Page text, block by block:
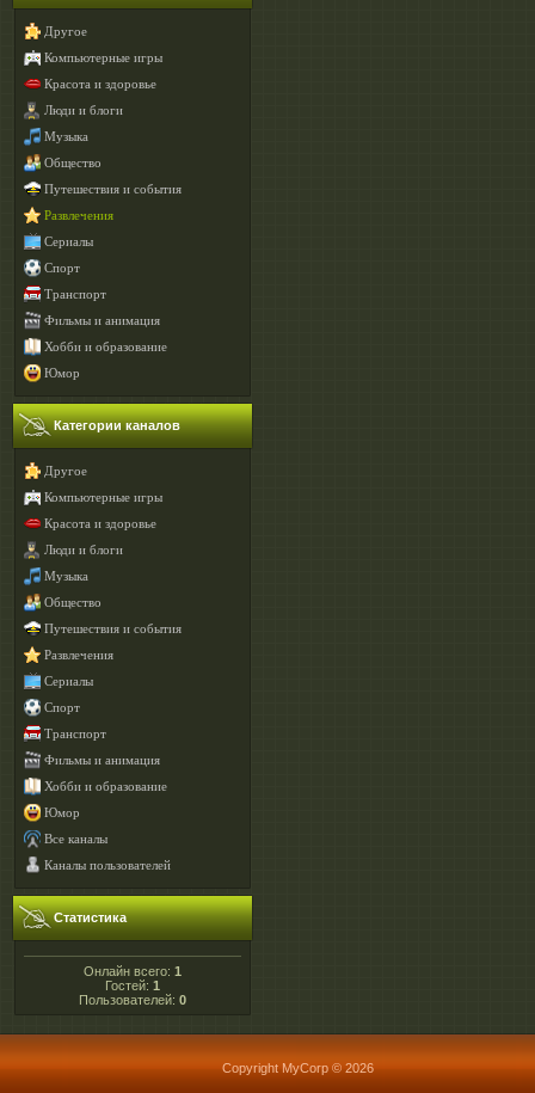
Другое
Компьютерные игры
Красота и здоровье
Люди и блоги
Музыка
Общество
Путешествия и события
Развлечения
Сериалы
Спорт
Транспорт
Фильмы и анимация
Хобби и образование
Юмор
Категории каналов
Другое
Компьютерные игры
Красота и здоровье
Люди и блоги
Музыка
Общество
Путешествия и события
Развлечения
Сериалы
Спорт
Транспорт
Фильмы и анимация
Хобби и образование
Юмор
Все каналы
Каналы пользователей
Статистика
Онлайн всего: 1
Гостей: 1
Пользователей: 0
Copyright MyCorp © 2026